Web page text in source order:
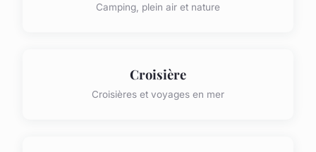
Camping, plein air et nature
Croisière
Croisières et voyages en mer